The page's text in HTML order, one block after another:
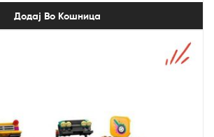
Додај Во Кошница